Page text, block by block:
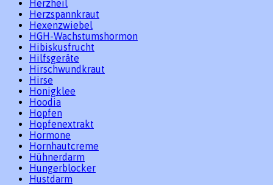
Herzheil
Herzspannkraut
Hexenzwiebel
HGH-Wachstumshormon
Hibiskusfrucht
Hilfsgeräte
Hirschwundkraut
Hirse
Honigklee
Hoodia
Hopfen
Hopfenextrakt
Hormone
Hornhautcreme
Hühnerdarm
Hungerblocker
Hustdarm